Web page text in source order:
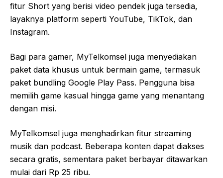
fitur Short yang berisi video pendek juga tersedia,
layaknya platform seperti YouTube, TikTok, dan
Instagram.
Bagi para gamer, MyTelkomsel juga menyediakan
paket data khusus untuk bermain game, termasuk
paket bundling Google Play Pass. Pengguna bisa
memilih game kasual hingga game yang menantang
dengan misi.
MyTelkomsel juga menghadirkan fitur streaming
musik dan podcast. Beberapa konten dapat diakses
secara gratis, sementara paket berbayar ditawarkan
mulai dari Rp 25 ribu.